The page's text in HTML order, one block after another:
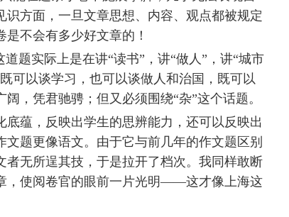
方面，一旦文章思想、内容、观点都被规定
不会有多少好文章的！
题实际上是在讲“读书”，讲“做人”，讲“城市
可以谈学习，也可以谈做人和治国，既可以
，凭君驰骋；但又必须围绕“杂”这个话题。
蕴，反映出学生的思辨能力，还可以反映出
题更像语文。由于它与前几年的作文题区别
无所逞其技，于是拉开了档次。我同样敢断
，使阅卷官的眼前一片光明——这才像上海这